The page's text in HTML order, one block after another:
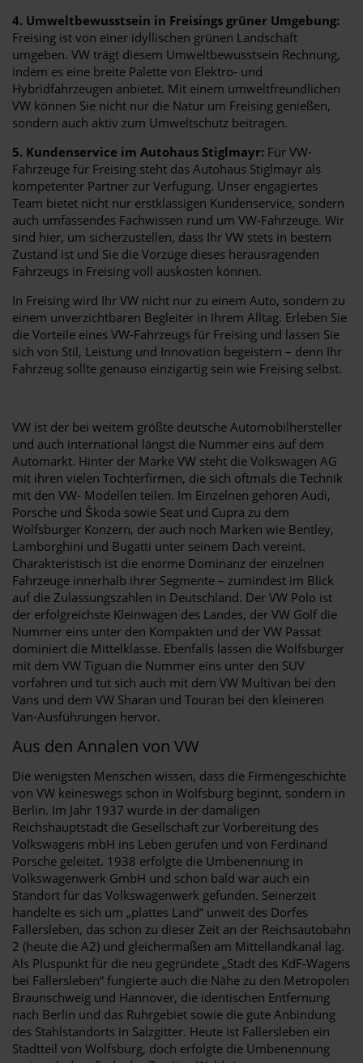
4. Umweltbewusstsein in Freisings grüner Umgebung:
Freising ist von einer idyllischen grünen Landschaft
umgeben. VW trägt diesem Umweltbewusstsein Rechnung,
indem es eine breite Palette von Elektro- und
Hybridfahrzeugen anbietet. Mit einem umweltfreundlichen
VW können Sie nicht nur die Natur um Freising genießen,
sondern auch aktiv zum Umweltschutz beitragen.
5. Kundenservice im Autohaus Stiglmayr: Für VW-
Fahrzeuge für Freising steht das Autohaus Stiglmayr als
kompetenter Partner zur Verfügung. Unser engagiertes
Team bietet nicht nur erstklassigen Kundenservice, sondern
auch umfassendes Fachwissen rund um VW-Fahrzeuge. Wir
sind hier, um sicherzustellen, dass Ihr VW stets in bestem
Zustand ist und Sie die Vorzüge dieses herausragenden
Fahrzeugs in Freising voll auskosten können.
In Freising wird Ihr VW nicht nur zu einem Auto, sondern zu
einem unverzichtbaren Begleiter in Ihrem Alltag. Erleben Sie
die Vorteile eines VW-Fahrzeugs für Freising und lassen Sie
sich von Stil, Leistung und Innovation begeistern – denn Ihr
Fahrzeug sollte genauso einzigartig sein wie Freising selbst.
VW ist der bei weitem größte deutsche Automobilhersteller
und auch international längst die Nummer eins auf dem
Automarkt. Hinter der Marke VW steht die Volkswagen AG
mit ihren vielen Tochterfirmen, die sich oftmals die Technik
mit den VW- Modellen teilen. Im Einzelnen gehören Audi,
Porsche und Škoda sowie Seat und Cupra zu dem
Wolfsburger Konzern, der auch noch Marken wie Bentley,
Lamborghini und Bugatti unter seinem Dach vereint.
Charakteristisch ist die enorme Dominanz der einzelnen
Fahrzeuge innerhalb ihrer Segmente – zumindest im Blick
auf die Zulassungszahlen in Deutschland. Der VW Polo ist
der erfolgreichste Kleinwagen des Landes, der VW Golf die
Nummer eins unter den Kompakten und der VW Passat
dominiert die Mittelklasse. Ebenfalls lassen die Wolfsburger
mit dem VW Tiguan die Nummer eins unter den SUV
vorfahren und tut sich auch mit dem VW Multivan bei den
Vans und dem VW Sharan und Touran bei den kleineren
Van-Ausführungen hervor.
Aus den Annalen von VW
Die wenigsten Menschen wissen, dass die Firmengeschichte
von VW keineswegs schon in Wolfsburg beginnt, sondern in
Berlin. Im Jahr 1937 wurde in der damaligen
Reichshauptstadt die Gesellschaft zur Vorbereitung des
Volkswagens mbH ins Leben gerufen und von Ferdinand
Porsche geleitet. 1938 erfolgte die Umbenennung in
Volkswagenwerk GmbH und schon bald war auch ein
Standort für das Volkswagenwerk gefunden. Seinerzeit
handelte es sich um „plattes Land“ unweit des Dorfes
Fallersleben, das schon zu dieser Zeit an der Reichsautobahn
2 (heute die A2) und gleichermaßen am Mittellandkanal lag.
Als Pluspunkt für die neu gegründete „Stadt des KdF-Wagens
bei Fallersleben“ fungierte auch die Nähe zu den Metropolen
Braunschweig und Hannover, die identischen Entfernung
nach Berlin und das Ruhrgebiet sowie die gute Anbindung
des Stahlstandorts in Salzgitter. Heute ist Fallersleben ein
Stadtteil von Wolfsburg, doch erfolgte die Umbenennung